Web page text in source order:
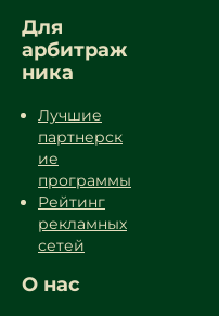
Для
арбитраж
ника
Лучшие
партнерск
ие
программы
Рейтинг
рекламных
сетей
О нас